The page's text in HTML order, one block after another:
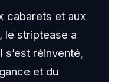
cabarets et aux
le striptease a
s’est réinventé,
et du